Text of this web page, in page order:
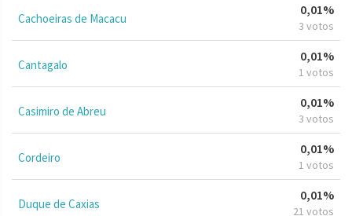
Cachoeiras de Macacu
0,01%
3 votos
Cantagalo
0,01%
1 votos
Casimiro de Abreu
0,01%
3 votos
Cordeiro
0,01%
1 votos
Duque de Caxias
0,01%
21 votos